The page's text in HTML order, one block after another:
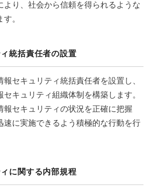
より、社会から信頼を得られるような
。
統括責任者の設置
セキュリティ統括責任者を設置し、
キュリティ組織体制を構築します。
報セキュリティの状況を正確に把握
速に実施できるよう積極的な行動を行
に関する内部規程